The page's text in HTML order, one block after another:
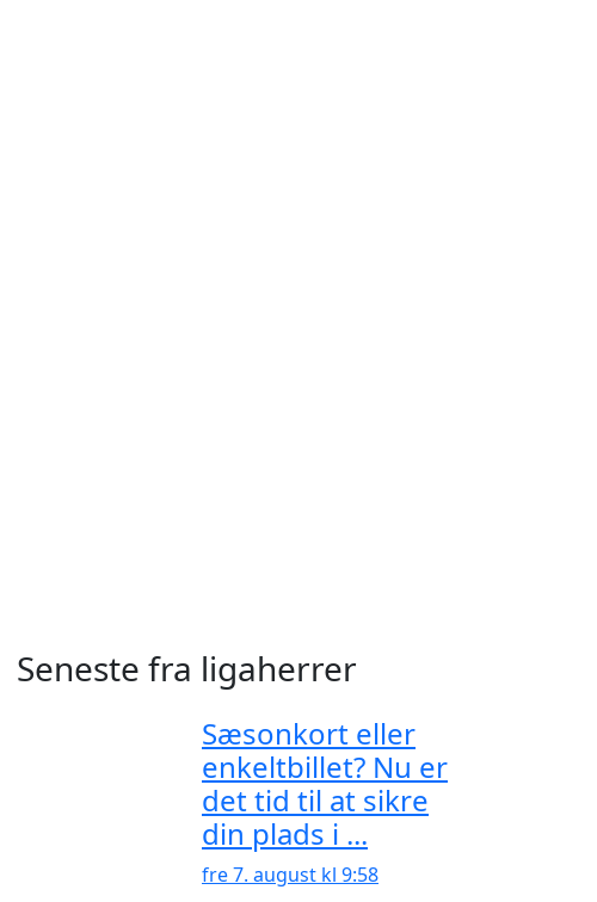
Seneste fra ligaherrer
Sæsonkort eller
enkeltbillet? Nu er
det tid til at sikre
din plads i ...
fre 7. august kl 9:58